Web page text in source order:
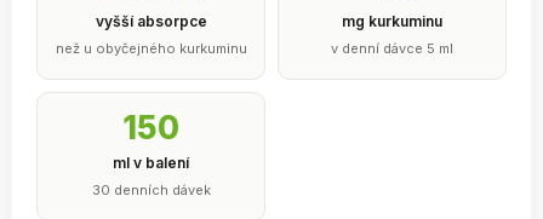
vyšší absorpce
než u obyčejného kurkuminu
mg kurkuminu
v denní dávce 5 ml
150
ml v balení
30 denních dávek